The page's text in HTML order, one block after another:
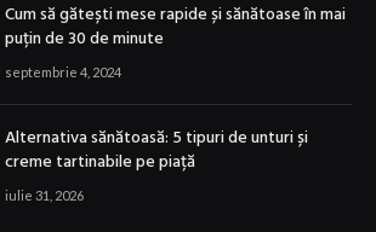
Cum să gătești mese rapide și sănătoase în mai
puțin de 30 de minute
septembrie 4, 2024
Alternativa sănătoasă: 5 tipuri de unturi și
creme tartinabile pe piață
iulie 31, 2026